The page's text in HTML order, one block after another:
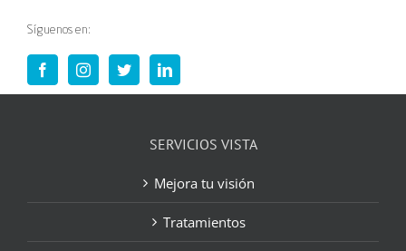
Síguenos en:
SERVICIOS VISTA
Mejora tu visión
Tratamientos